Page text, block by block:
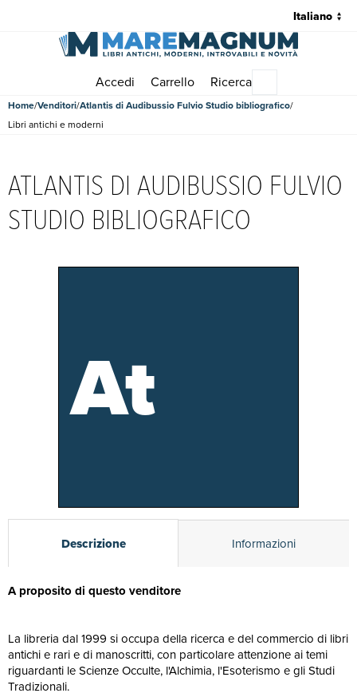
Accedi Carrello Ricerca
Home Venditori Atlantis di Audibussio Fulvio Studio bibliografico
Libri antichi e moderni
ATLANTIS DI AUDIBUSSIO FULVIO
STUDIO BIBLIOGRAFICO
At
Descrizione Informazioni
A proposito di questo venditore
La libreria dal 1999 si occupa della ricerca e del commercio di libri
antichi e rari e di manoscritti, con particolare attenzione ai temi
riguardanti le Scienze Occulte, l'Alchimia, l'Esoterismo e gli Studi
Tradizionali.